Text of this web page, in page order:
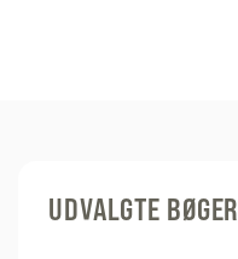
UDVALGTE BØGER